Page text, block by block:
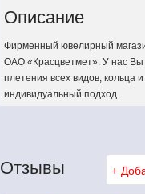
Описание
Фирменный ювелирный
ОАО «Красцветмет». У нас Вы
плетения всех видов, кольца
индивидуальный подход.
Отзывы +